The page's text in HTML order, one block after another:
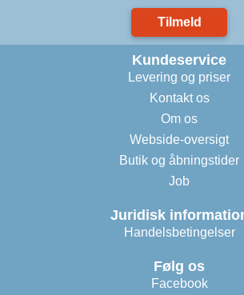
Tilmeld
Kundeservice
Levering og priser
Kontakt os
Om os
Webside-oversigt
Butik og åbningstider
Job
Juridisk
Handelsbetingelser
Følg os
Facebook